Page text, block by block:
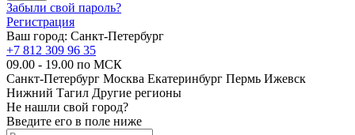
Забыли свой пароль?
Регистрация
Ваш город: Санкт-Петербург
+7 812 309 96 35
09.00 - 19.00 по МСК
Санкт-Петербург Москва Екатеринбург Пермь Ижевск
Нижний Тагил Другие регионы
Не нашли свой город?
Введите его в поле ниже